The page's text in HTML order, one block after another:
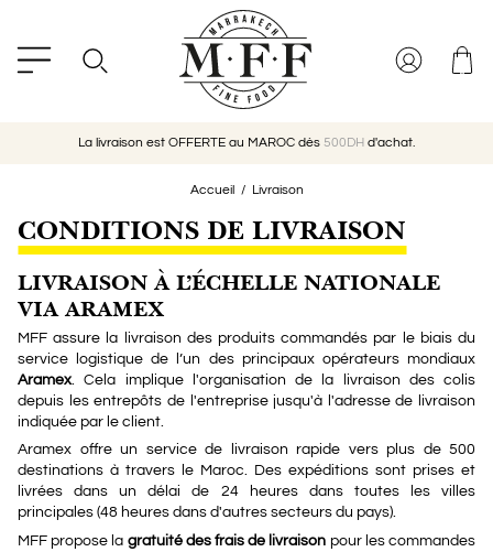
La livraison est OFFERTE au MAROC dès 500DH d'achat.
Accueil Livraison
CONDITIONS DE LIVRAISON
LIVRAISON À L’ÉCHELLE NATIONALE
VIA ARAMEX
MFF assure la livraison des produits commandés par le biais du
service logistique de l’un des principaux opérateurs mondiaux
Aramex . Cela implique l'organisation de la livraison des colis
depuis les entrepôts de l'entreprise jusqu'à l'adresse de livraison
indiquée par le client.
Aramex offre un service de livraison rapide vers plus de 500
destinations à travers le Maroc. Des expéditions sont prises et
livrées dans un délai de 24 heures dans toutes les villes
principales (48 heures dans d'autres secteurs du pays).
MFF propose la gratuité des frais de livraison pour les commandes